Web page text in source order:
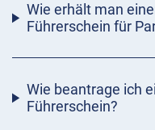
Wie erhält man
Führerschein für
Wie beantrage ich
Führerschein?